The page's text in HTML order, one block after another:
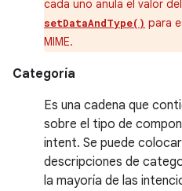
cada uno anula el valor
setDataAndType() para
MIME.
Categoría
Es una cadena que
sobre el tipo de
intent. Se puede
descripciones de
la mayoría de las